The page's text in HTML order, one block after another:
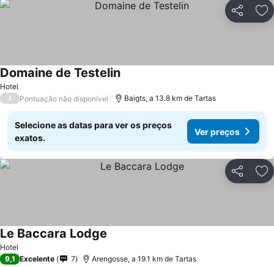
Partilhar
Hotel
Domaine de Testelin
/ Pontuação não disponível Baigts, a 13.8 km de Tartas
Selecione as datas para ver os preços
exatos.
Ver preços
Partilhar
Hotel
Le Baccara Lodge
9,1 Excelente 7 Arengosse, a 19.1 km de Tartas